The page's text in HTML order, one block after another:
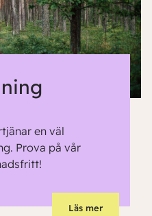
en väl
Prova på vår
Läs mer